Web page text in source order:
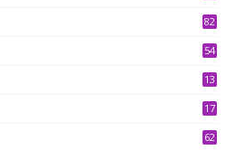
82
54
13
17
62